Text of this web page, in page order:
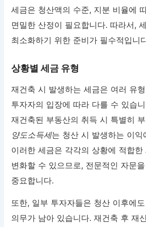
세금은 청산액의 수준, 지분 비율에
면밀한 산정이 필요합니다. 따라서,
최소화하기 위한 준비가 필수적입니
상황별 세금 유형
재건축 시 발생하는 세금은 여러 유
투자자의 입장에 따라 다를 수 있습
재건축된 부동산의 취득 시 특별히
양도소득세는 청산 시 발생하는 이익
이러한 세금은 각각의 상황에 적합
변화할 수 있으므로, 전문적인 자문
중요합니다.
또한, 일부 투자자들은 청산 이후에
의무가 남아 있습니다. 재건축 후 재